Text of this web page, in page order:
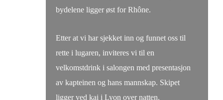
bydelene ligger øst for Rhône.
Etter at vi har sjekket inn og funnet oss til
rette i lugaren, inviteres vi til en
velkomstdrink i salongen med presentasjon
av kapteinen og hans mannskap. Skipet
ligger ved kai i Lyon over natten.